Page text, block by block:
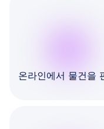
온라인에서 물건을